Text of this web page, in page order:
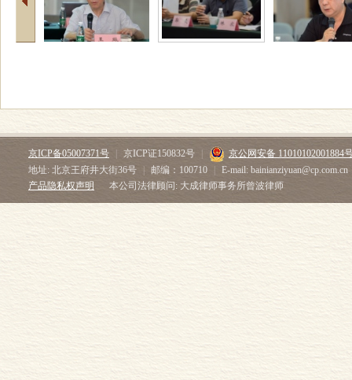
京ICP备05007371号 京ICP证150832号
京公网安备 11010102001884
地址: 北京王府井大街36号
邮编：100710
E-mail: bainianziyuan@cp.com.cn
产品隐私权声明
本公司法律顾问: 大成律师事务所曾波律师